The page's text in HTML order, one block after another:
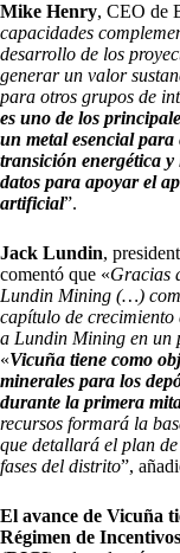
Mike Henry, CEO de
capacidades
desarrollo de los
generar un valor
para otros grupos de
es uno de los
un metal esencial
transición energética y
datos para apoyar el
artificial”.
Jack Lundin,
comentó que «Gracias
Lundin Mining (…)
capítulo de
a Lundin Mining en un
«Vicuña tiene como
minerales para los
durante la primera
recursos formará la
que detallará el plan
fases del distrito”,
El avance de Vicuña
Régimen de